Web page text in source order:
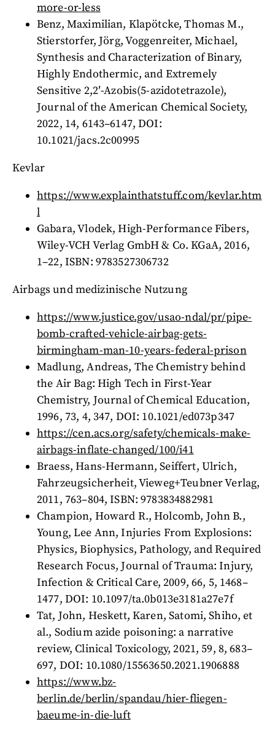
more-or-less
Benz, Maximilian, Klapötcke, Thomas M.,
Stierstorfer, Jörg, Voggenreiter, Michael,
Synthesis and Characterization of Binary,
Highly Endothermic, and Extremely
Sensitive 2,2′-Azobis(5-azidotetrazole),
Journal of the American Chemical Society,
2022, 14, 6143–6147, DOI:
10.1021/jacs.2c00995
Kevlar
https://www.explainthatstuff.com/kevlar.htm
l
Gabara, Vlodek, High-Performance Fibers,
Wiley-VCH Verlag GmbH & Co. KGaA, 2016,
1–22, ISBN: 9783527306732
Airbags und medizinische Nutzung
https://www.justice.gov/usao-ndal/pr/pipe-
bomb-crafted-vehicle-airbag-gets-
birmingham-man-10-years-federal-prison
Madlung, Andreas, The Chemistry behind
the Air Bag: High Tech in First-Year
Chemistry, Journal of Chemical Education,
1996, 73, 4, 347, DOI: 10.1021/ed073p347
https://cen.acs.org/safety/chemicals-make-
airbags-inflate-changed/100/i41
Braess, Hans-Hermann, Seiffert, Ulrich,
Fahrzeugsicherheit, Vieweg+Teubner Verlag,
2011, 763–804, ISBN: 9783834882981
Champion, Howard R., Holcomb, John B.,
Young, Lee Ann, Injuries From Explosions:
Physics, Biophysics, Pathology, and Required
Research Focus, Journal of Trauma: Injury,
Infection & Critical Care, 2009, 66, 5, 1468–
1477, DOI: 10.1097/ta.0b013e3181a27e7f
Tat, John, Heskett, Karen, Satomi, Shiho, et
al., Sodium azide poisoning: a narrative
review, Clinical Toxicology, 2021, 59, 8, 683–
697, DOI: 10.1080/15563650.2021.1906888
https://www.bz-
berlin.de/berlin/spandau/hier-fliegen-
baeume-in-die-luft